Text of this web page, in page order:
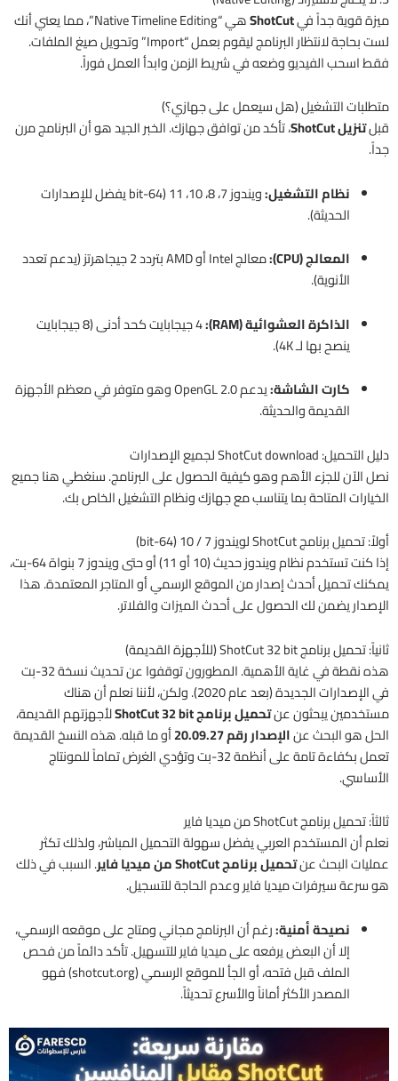
ميزة قوية جداً فيShotCut
هي “Native Timeline Editing”، مما يعني أنك
لست بحاجة لانتظار البرنامج ليقوم بعمل “Import” وتحويل صيغ الملفات.
فقط اسحب الفيديو وضعه في شريط الزمن وابدأ العمل فوراً.
متطلبات التشغيل (هل سيعمل على جهازي؟)
قبلتنزيل ShotCut
، تأكد من توافق جهازك. الخبر الجيد هو أن البرنامج مرن
جداً.
نظام التشغيل:
ويندوز 7، 8، 10، 11 (64-bit يفضل للإصدارات
الحديثة).
المعالج (CPU):
معالج Intel أو AMD بتردد 2 جيجاهرتز (يدعم تعدد
الأنوية).
الذاكرة العشوائية (RAM):
4 جيجابايت كحد أدنى (8 جيجابايت
ينصح بها لـ 4K).
كارت الشاشة:
يدعم OpenGL 2.0 وهو متوفر في معظم الأجهزة
القديمة والحديثة.
دليل التحميل: ShotCut download لجميع الإصدارات
نصل الآن للجزء الأهم وهو كيفية الحصول على البرنامج. سنغطي هنا جميع
الخيارات المتاحة بما يتناسب مع جهازك ونظام التشغيل الخاص بك.
أولاً: تحميل برنامج ShotCut لويندوز 7 / 10 (64-bit)
إذا كنت تستخدم نظام ويندوز حديث (10 أو 11) أو حتى ويندوز 7 بنواة 64-بت،
يمكنك تحميل أحدث إصدار من الموقع الرسمي أو المتاجر المعتمدة. هذا
الإصدار يضمن لك الحصول على أحدث الميزات والفلاتر.
ثانياً: تحميل برنامج ShotCut 32 bit (للأجهزة القديمة)
هذه نقطة في غاية الأهمية. المطورون توقفوا عن تحديث نسخة 32-بت
في الإصدارات الجديدة (بعد عام 2020). ولكن، لأننا نعلم أن هناك
مستخدمين يبحثون عنتحميل برنامج ShotCut 32 bit
لأجهزتهم القديمة،
الحل هو البحث عنالإصدار رقم 20.09.27
أو ما قبله. هذه النسخ القديمة
تعمل بكفاءة تامة على أنظمة 32-بت وتؤدي الغرض تماماً للمونتاج
الأساسي.
ثالثاً: تحميل برنامج ShotCut من ميديا فاير
نعلم أن المستخدم العربي يفضل سهولة التحميل المباشر، ولذلك تكثر
عمليات البحث عنتحميل برنامج ShotCut من ميديا فاير
. السبب في ذلك
هو سرعة سيرفرات ميديا فاير وعدم الحاجة للتسجيل.
نصيحة أمنية:رغم أن البرنامج مجاني ومتاح على موقعه الرسمي،
إلا أن البعض يرفعه على ميديا فاير للتسهيل. تأكد دائماً من فحص
الملف قبل فتحه، أو الجأ للموقع الرسمي (shotcut.org) فهو
المصدر الأكثر أماناً والأسرع تحديثاً.